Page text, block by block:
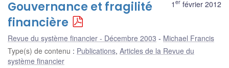
1 er février 2012
Gouvernance et fragilité
financière
Revue du système financier - Décembre 2003
Michael Francis
Type(s) de contenu : Publications, Articles de la Revue du
système financier